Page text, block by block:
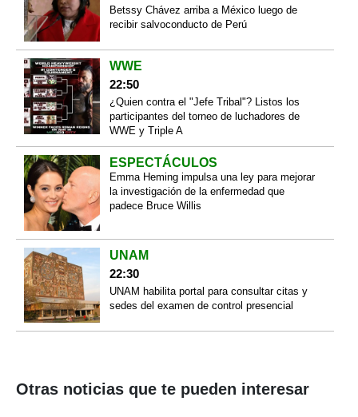
Betssy Chávez arriba a México luego de
recibir salvoconducto de Perú
WWE
22:50
¿Quien contra el "Jefe Tribal"? Listos los
participantes del torneo de luchadores de
WWE y Triple A
ESPECTÁCULOS
Emma Heming impulsa una ley para mejorar
la investigación de la enfermedad que
padece Bruce Willis
UNAM
22:30
UNAM habilita portal para consultar citas y
sedes del examen de control presencial
Otras noticias que te pueden interesar